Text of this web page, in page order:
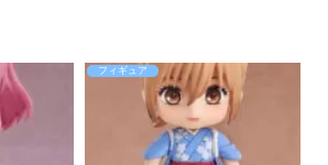
フィギュア